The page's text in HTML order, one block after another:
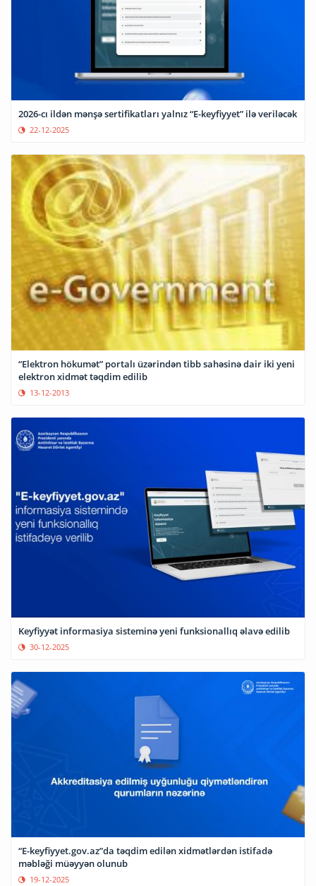
2026-cı ildən mənşə sertifikatları yalnız “E-keyfiyyet” ilə veriləcək
22-12-2025
“Elektron hökumət” portalı üzərindən tibb sahəsinə dair iki yeni
elektron xidmət təqdim edilib
13-12-2013
Keyfiyyət informasiya sisteminə yeni funksionallıq əlavə edilib
30-12-2025
“E-keyfiyyet.gov.az”da təqdim edilən xidmətlərdən istifadə
məbləği müəyyən olunub
19-12-2025